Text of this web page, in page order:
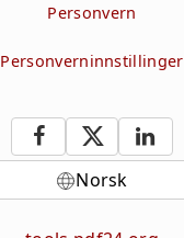
Personvern
Personverninnstillinger
Norsk